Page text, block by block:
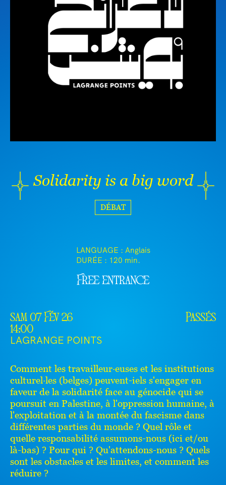
Solidarity is a big word
DÉBAT
LANGUAGE : Anglais
DURÉE : 120 min.
sam 07 Fév 26
14:00
Passés
LAGRANGE POINTS
Free entrance
Comment les travailleur∙euses et les institutions
culturel∙les (belges) peuvent-iels s'engager en
faveur de la solidarité face au génocide qui se
poursuit en Palestine, à l'oppression humaine, à
l'exploitation et à la montée du fascisme dans
différentes parties du monde ? Quel rôle et
quelle responsabilité assumons-nous (ici et/ou
là-bas) ? Pour qui ? Qu'attendons-nous ? Quels
sont les obstacles et les limites, et comment les
réduire ?